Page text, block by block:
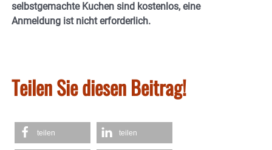
selbstgemachte Kuchen sind kostenlos, eine
Anmeldung ist nicht erforderlich.
Teilen Sie diesen Beitrag!
teilen teilen